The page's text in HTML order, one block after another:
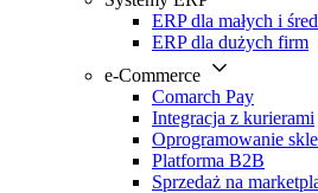
ERP dla małych i
ERP dla dużych firm
e-Commerce
Comarch Pay
Integracja z kurierami
Oprogramowanie
Platforma B2B
Sprzedaż na